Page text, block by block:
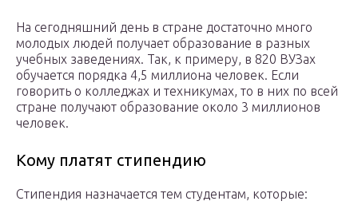
На сегодняшний день в стране достаточно много
молодых людей получает образование в разных
учебных заведениях. Так, к примеру, в 820 ВУЗах
обучается порядка 4,5 миллиона человек. Если
говорить о колледжах и техникумах, то в них по всей
стране получают образование около 3 миллионов
человек.
Кому платят стипендию
Стипендия назначается тем студентам, которые: